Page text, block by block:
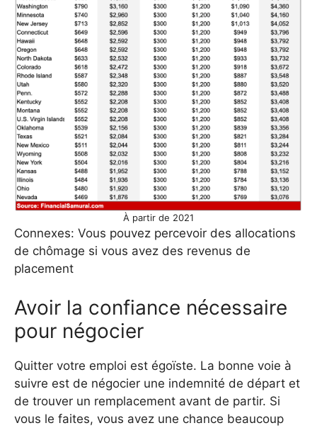
À partir de 2021
Connexes: Vous pouvez percevoir des allocations
de chômage si vous avez des revenus de
placement
Avoir la confiance nécessaire
pour négocier
Quitter votre emploi est égoïste. La bonne voie à
suivre est de négocier une indemnité de départ et
de trouver un remplacement avant de partir. Si
vous le faites, vous avez une chance beaucoup